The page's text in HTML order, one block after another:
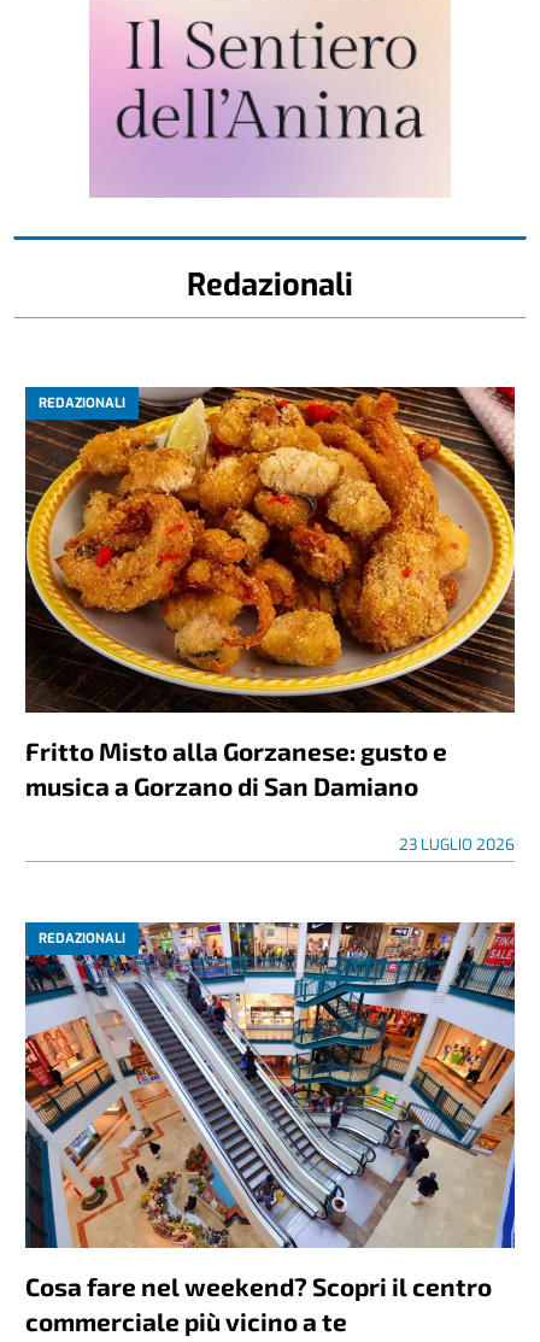
Redazionali
REDAZIONALI
Fritto Misto alla Gorzanese: gusto e
musica a Gorzano di San Damiano
23 LUGLIO 2026
REDAZIONALI
Cosa fare nel weekend? Scopri il centro
commerciale più vicino a te